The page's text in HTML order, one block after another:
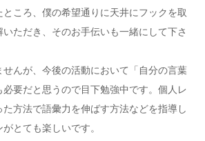
ころ、僕の希望通りに天井にフックを取
いただき、そのお手伝いも一緒にして下さ
んが、今後の活動において「自分の言葉
要だと思うので目下勉強中です。個人レ
方法で語彙力を伸ばす方法などを指導し
とても楽しいです。